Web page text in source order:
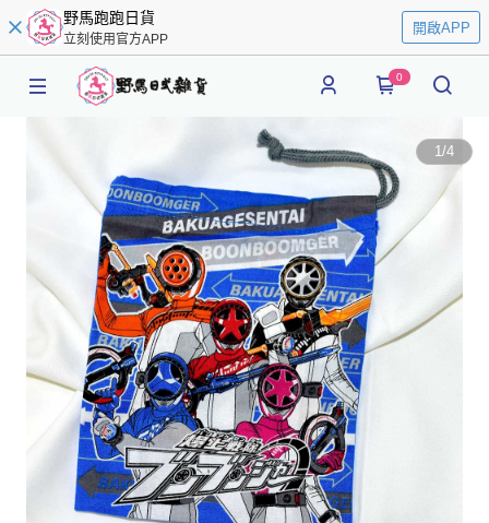
野馬跑跑日貨
立刻使用官方APP
開啟APP
0
1/4